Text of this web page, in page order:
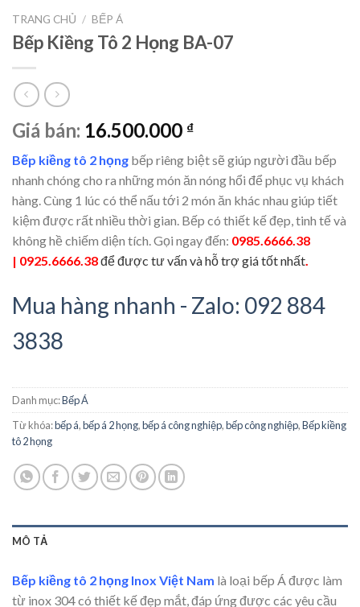
TRANG CHỦ / BẾP Á
Bếp Kiềng Tô 2 Họng BA-07
Giá bán: 16.500.000 ₫
Bếp kiềng tô 2 họng bếp riêng biệt sẽ giúp người đầu bếp
nhanh chóng cho ra những món ăn nóng hổi để phục vụ khách
hàng. Cùng 1 lúc có thể nấu tới 2 món ăn khác nhau giúp tiết
kiệm được rất nhiều thời gian. Bếp có thiết kế đẹp, tinh tế và
không hề chiếm diện tích. Gọi ngay đến: 0985.6666.38
| 0925.6666.38để được tư vấn và hỗ trợ giá tốt nhất.
Mua hàng nhanh - Zalo: 092 884
3838
Danh mục:Bếp Á
Từ khóa:bếp á,bếp á 2 họng,bếp á công nghiệp,bếp công nghiệp,Bếp kiềng
tô 2 họng
MÔ TẢ
Bếp kiềng tô 2 họng Inox Việt Nam là loại bếp Á được làm
từ inox 304 có thiết kế đẹp mắt, đáp ứng được các yêu cầu